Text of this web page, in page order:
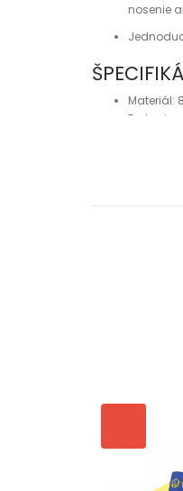
nosenie
Materiál:
Farby: